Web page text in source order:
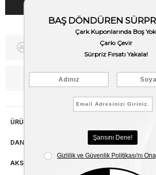
Fiyat Düşünce Haber Ver
WhatsApp’tan Bilgi Al
ÜRÜN ÖZELLIKLERI
DANIŞMA HATTI
AKSESUAR ONARIMI